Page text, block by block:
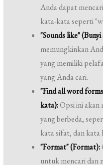
Anda dapat
kata-kata seperti
"Sounds like"
memungkinkan
yang memiliki
yang Anda cari.
"Find all word
kata):Opsi ini akan
yang berbeda,
kata sifat, dan kata
"Format" (Format):
untuk mencari dan